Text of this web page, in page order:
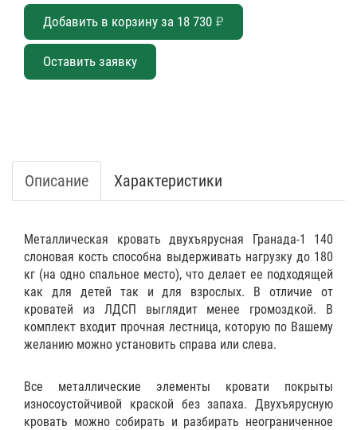
Добавить в корзину за 18 730 ₽
Оставить заявку
Описание Характеристики
Металлическая кровать двухъярусная Гранада-1 140
слоновая кость способна выдерживать нагрузку до 180
кг (на одно спальное место), что делает ее подходящей
как для детей так и для взрослых. В отличие от
кроватей из ЛДСП выглядит менее громоздкой. В
комплект входит прочная лестница, которую по Вашему
желанию можно установить справа или слева.
Все металлические элементы кровати покрыты
износоустойчивой краской без запаха. Двухъярусную
кровать можно собирать и разбирать неограниченное